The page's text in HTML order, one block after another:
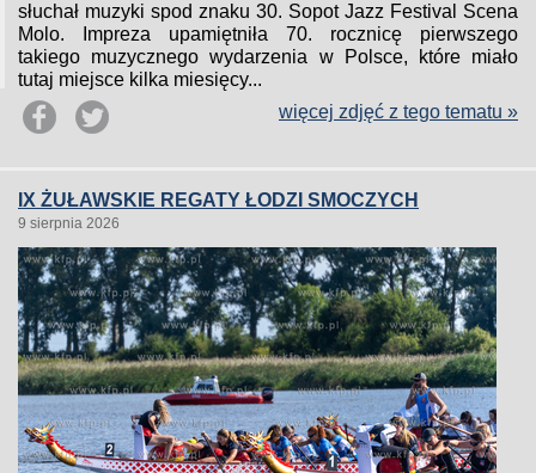
słuchał muzyki spod znaku 30. Sopot Jazz Festival Scena
Molo. Impreza upamiętniła 70. rocznicę pierwszego
takiego muzycznego wydarzenia w Polsce, które miało
tutaj miejsce kilka miesięcy...
więcej zdjęć z tego tematu »
IX ŻUŁAWSKIE REGATY ŁODZI SMOCZYCH
9 sierpnia 2026